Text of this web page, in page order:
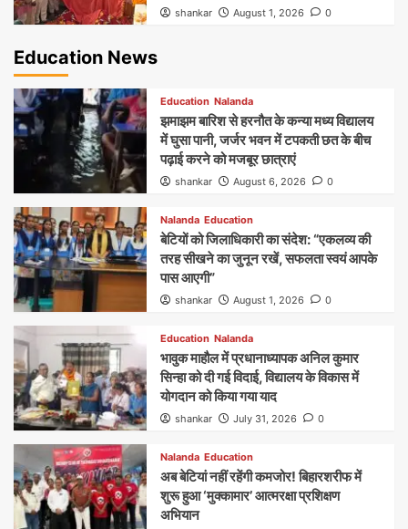
shankar August 1, 2026 0
Education News
Education Nalanda
झमाझम बारिश से हरनौत के कन्या मध्य विद्यालय
में घुसा पानी, जर्जर भवन में टपकती छत के बीच
पढ़ाई करने को मजबूर छात्राएं
shankar August 6, 2026 0
Nalanda Education
बेटियों को जिलाधिकारी का संदेश: “एकलव्य की
तरह सीखने का जुनून रखें, सफलता स्वयं आपके
पास आएगी”
shankar August 1, 2026 0
Education Nalanda
भावुक माहौल में प्रधानाध्यापक अनिल कुमार
सिन्हा को दी गई विदाई, विद्यालय के विकास में
योगदान को किया गया याद
shankar July 31, 2026 0
Nalanda Education
अब बेटियां नहीं रहेंगी कमजोर! बिहारशरीफ में
शुरू हुआ ‘मुक्कामार’ आत्मरक्षा प्रशिक्षण
अभियान